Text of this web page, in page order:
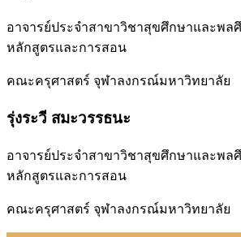
อาจารย์ประจำสาขาวิชาสุขศึกษาและพล
หลักสูตรและการสอน
คณะครุศาสตร์ จุฬาลงกรณ์มหาวิทยาลัย
รุ่งระวี สมะวรรธนะ
อาจารย์ประจำสาขาวิชาสุขศึกษาและพล
หลักสูตรและการสอน
คณะครุศาสตร์ จุฬาลงกรณ์มหาวิทยาลัย